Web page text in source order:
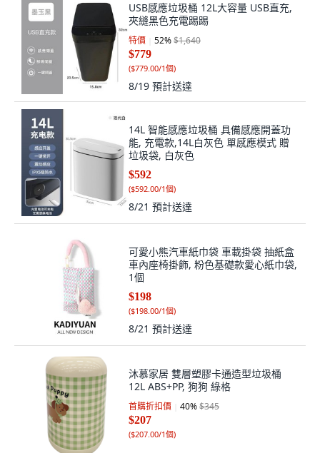
USB感應垃圾桶 12L大容量 USB直充,
夾縫黑色充電踢踢
特價 52%$1,640
$779
($779.00/1個)
8/19 預計送達
14L 智能感應垃圾桶 具備感應開蓋功
能, 充電款,14L白灰色 單感應模式 贈
垃圾袋, 白灰色
$592
($592.00/1個)
8/21 預計送達
可愛小熊汽車紙巾袋 車載掛袋 抽紙盒
車內座椅掛飾, 粉色基礎款愛心紙巾袋,
1個
$198
($198.00/1個)
8/21 預計送達
沐慕家居 雙層塑膠卡通造型垃圾桶
12L ABS+PP, 狗狗 綠格
首購折扣價 40%$345
$207
($207.00/1個)